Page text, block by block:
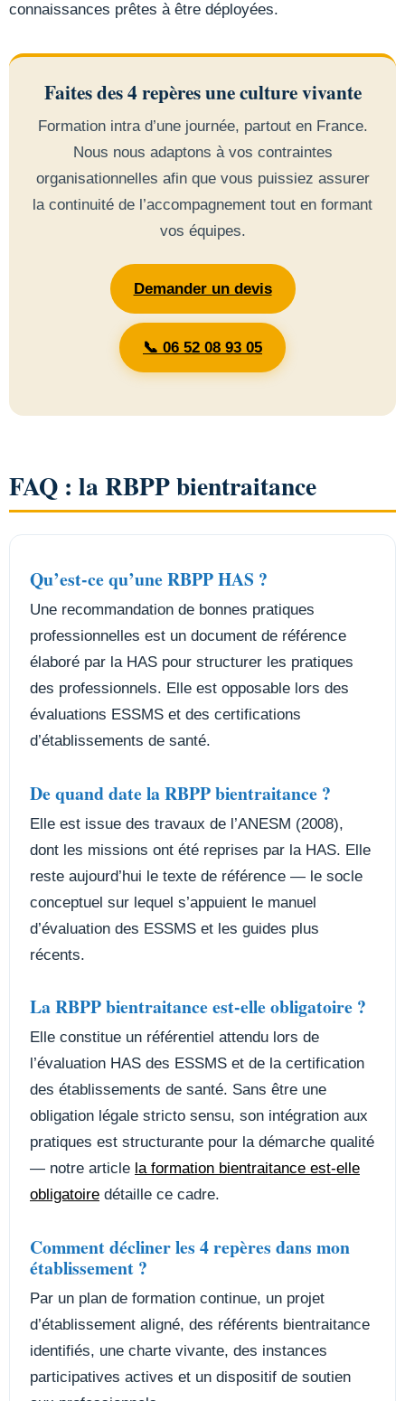
connaissances prêtes à être déployées.
Faites des 4 repères une culture vivante
Formation intra d’une journée, partout en France.
Nous nous adaptons à vos contraintes
organisationnelles afin que vous puissiez assurer
la continuité de l’accompagnement tout en formant
vos équipes.
Demander un devis
📞 06 52 08 93 05
FAQ : la RBPP bientraitance
Qu’est-ce qu’une RBPP HAS ?
Une recommandation de bonnes pratiques
professionnelles est un document de référence
élaboré par la HAS pour structurer les pratiques
des professionnels. Elle est opposable lors des
évaluations ESSMS et des certifications
d’établissements de santé.
De quand date la RBPP bientraitance ?
Elle est issue des travaux de l’ANESM (2008),
dont les missions ont été reprises par la HAS. Elle
reste aujourd’hui le texte de référence — le socle
conceptuel sur lequel s’appuient le manuel
d’évaluation des ESSMS et les guides plus
récents.
La RBPP bientraitance est-elle obligatoire ?
Elle constitue un référentiel attendu lors de
l’évaluation HAS des ESSMS et de la certification
des établissements de santé. Sans être une
obligation légale stricto sensu, son intégration aux
pratiques est structurante pour la démarche qualité
— notre article la formation bientraitance est-elle
obligatoire détaille ce cadre.
Comment décliner les 4 repères dans mon
établissement ?
Par un plan de formation continue, un projet
d’établissement aligné, des référents bientraitance
identifiés, une charte vivante, des instances
participatives actives et un dispositif de soutien